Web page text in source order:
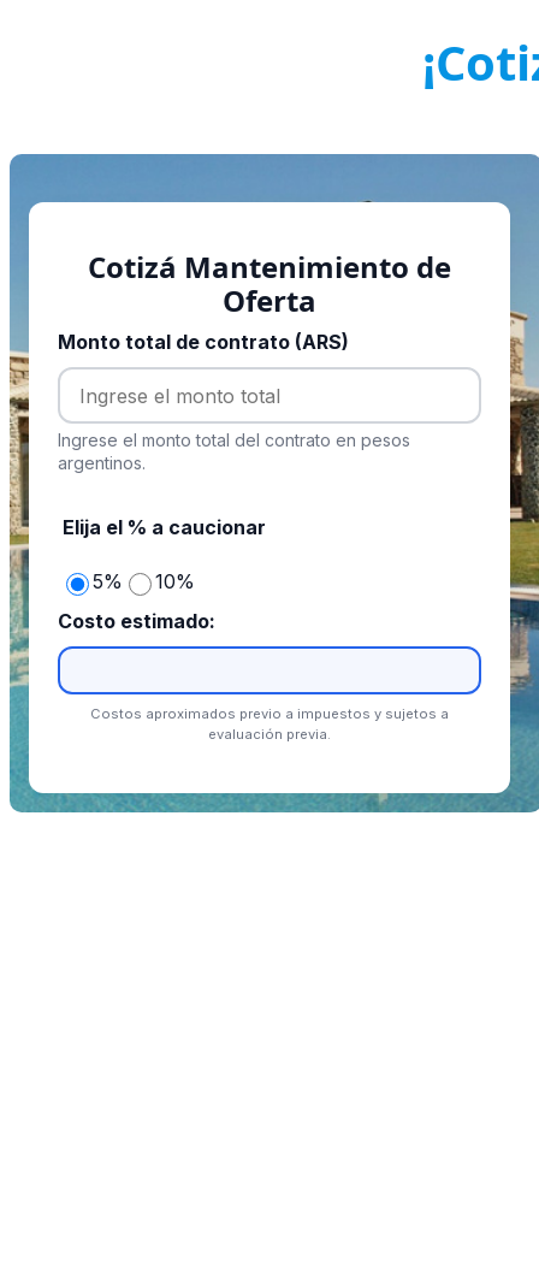
Cotizá Mantenimiento de
Oferta
Monto total de contrato (ARS)
Ingrese el monto total del contrato en pesos
argentinos.
Elija el % a caucionar
5%
10%
Costo estimado:
Costos aproximados previo a impuestos y sujetos a
evaluación previa.